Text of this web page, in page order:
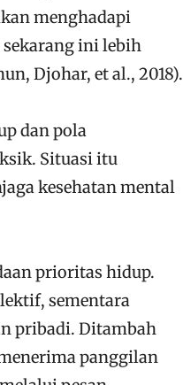
menghadapi
ini lebih
Djohar, et al., 2018).
dan pola
Situasi itu
kesehatan mental
prioritas hidup.
sementara
pribadi. Ditambah
panggilan